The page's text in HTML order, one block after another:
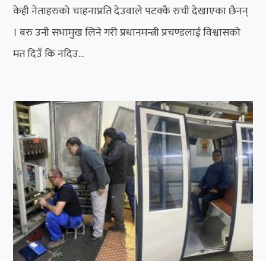
केही नेताहरुको चाहनाप्रति देउवाले पटक्कै रुची देखाएका छैनन्
। बरु उनी सभामुख लिने गरी प्रधानमन्त्री प्रचण्डलाई विश्वासको
मत दिउँ कि नदिउ...